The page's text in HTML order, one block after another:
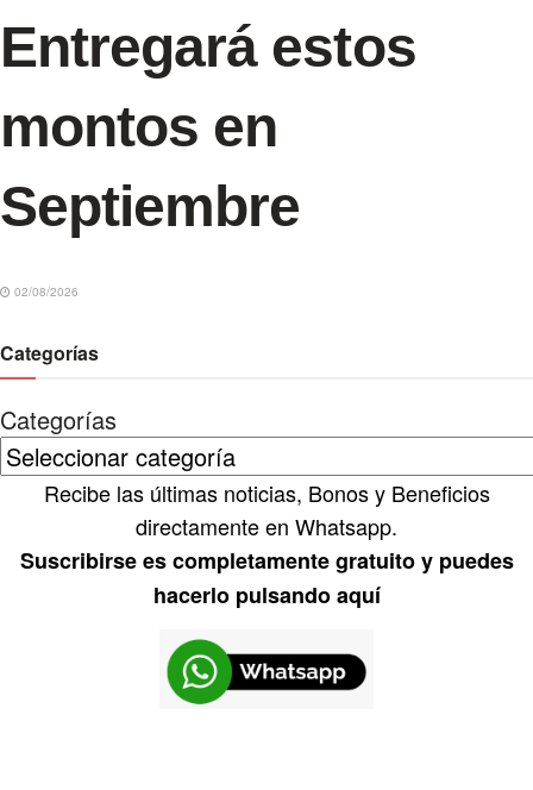
Entregará estos
montos en
Septiembre
02/08/2026
Categorías
Categorías
Recibe las últimas noticias, Bonos y Beneficios
directamente en Whatsapp.
Suscribirse es completamente gratuito y puedes
hacerlo pulsando aquí